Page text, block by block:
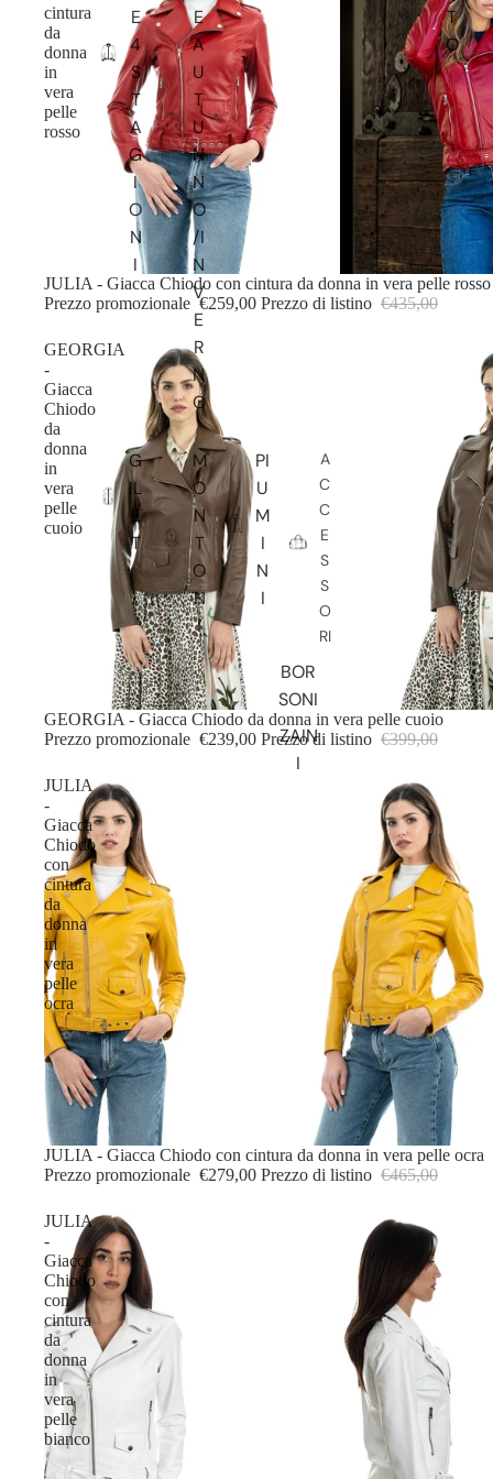
E
4
S
T
A
G
I
O
N
I
E
A
U
T
U
N
N
O
/I
N
V
E
R
N
O
T
O
G
IL
E
T
M
O
N
T
O
N
I
PI
U
M
I
N
I
A
C
C
E
S
S
O
RI
BOR
SONI
ZAIN
I
cintura
da
donna
in
vera
pelle
rosso
IN OFFERTA
JULIA - Giacca Chiodo con cintura da donna in vera pelle rosso
Prezzo promozionale €259,00 Prezzo di listino €435,00
GEORGIA
-
Giacca
Chiodo
da
donna
in
vera
pelle
cuoio
IN OFFERTA
GEORGIA - Giacca Chiodo da donna in vera pelle cuoio
Prezzo promozionale €239,00 Prezzo di listino €399,00
JULIA
-
Giacca
Chiodo
con
cintura
da
donna
in
vera
pelle
ocra
IN OFFERTA
JULIA - Giacca Chiodo con cintura da donna in vera pelle ocra
Prezzo promozionale €279,00 Prezzo di listino €465,00
JULIA
-
Giacca
Chiodo
con
cintura
da
donna
in
vera
pelle
bianco